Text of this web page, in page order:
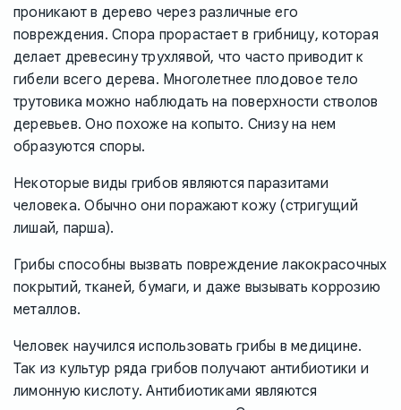
проникают в дерево через различные его
повреждения. Спора прорастает в грибницу, которая
делает древесину трухлявой, что часто приводит к
гибели всего дерева. Многолетнее плодовое тело
трутовика можно наблюдать на поверхности стволов
деревьев. Оно похоже на копыто. Снизу на нем
образуются споры.
Некоторые виды грибов являются паразитами
человека. Обычно они поражают кожу (стригущий
лишай, парша).
Грибы способны вызвать повреждение лакокрасочных
покрытий, тканей, бумаги, и даже вызывать коррозию
металлов.
Человек научился использовать грибы в медицине.
Так из культур ряда грибов получают антибиотики и
лимонную кислоту. Антибиотиками являются